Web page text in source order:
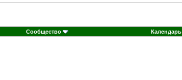
Сообщество Календарь